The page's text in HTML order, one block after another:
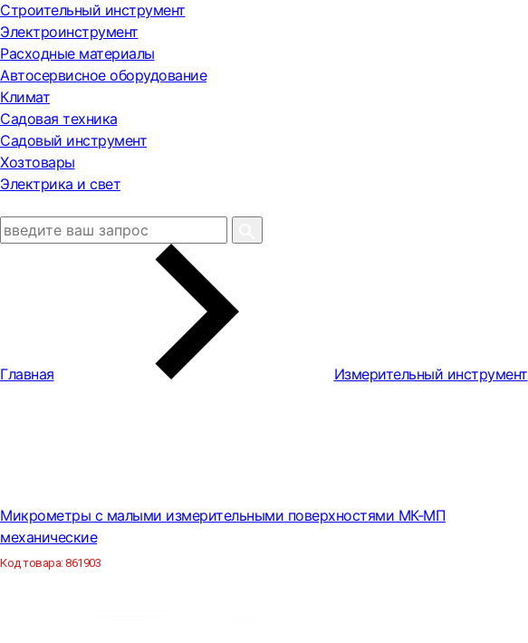
Строительный инструмент
Электроинструмент
Расходные материалы
Автосервисное оборудование
Климат
Садовая техника
Садовый инструмент
Хозтовары
Электрика и свет
Главная Измерительный инструмент
Микрометры с малыми измерительными поверхностями МК-МП
механические
Код товара:861903